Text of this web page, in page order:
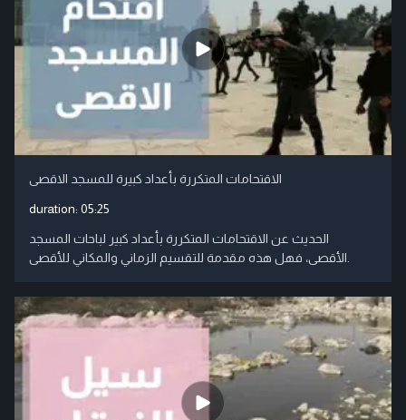
الاقتحامات المتكررة بأعداد كبيرة للمسجد الاقصى
duration: 05:25
الحديث عن الاقتحامات المتكررة بأعداد كبير لباحات المسجد